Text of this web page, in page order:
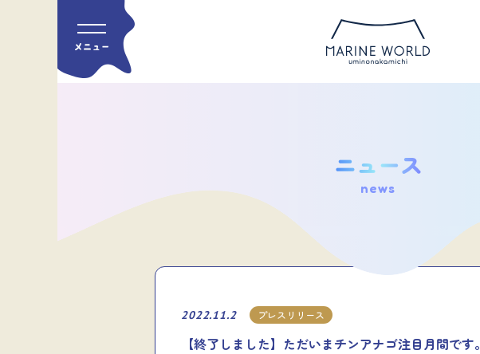
news
2022.11.2 プレスリリース
【終了しました】ただいまチンアナゴ注目月間です。